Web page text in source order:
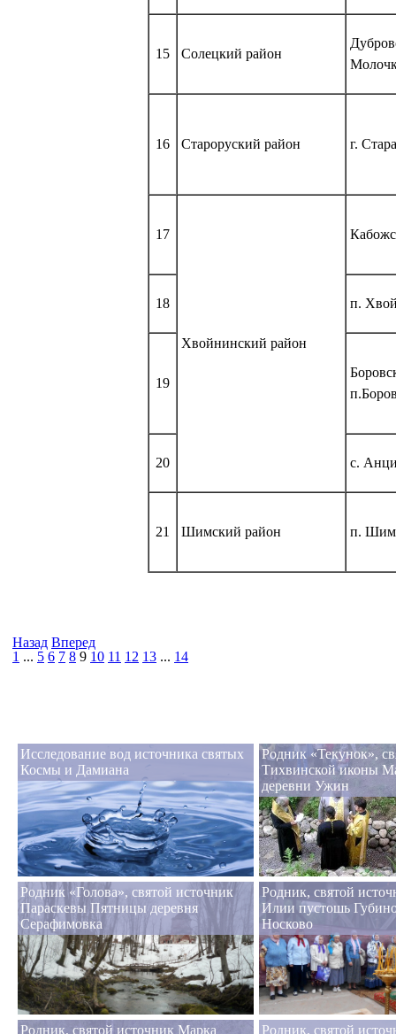
15 Солецкий район
16 Староруский район г.
17
Хвойнинский район
18 п.
19
20 с.
21 Шимский район п.
1 ... 5 6 7 8 9 10 11 12 13 ... 14
Назад Вперед
Исследование вод источника святых
Космы и Дамиана
Родник «Текунок»,
Тихвинской иконы
деревни Ужин
Родник «Голова», святой источник
Параскевы Пятницы деревня
Серафимовка
Родник, святой
Илии пустошь
Носково
Родник, святой источник Марка Родник, святой